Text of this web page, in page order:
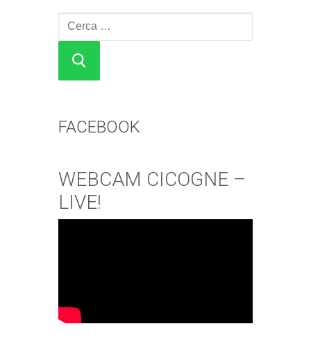
Cerca:
FACEBOOK
WEBCAM CICOGNE –
LIVE!